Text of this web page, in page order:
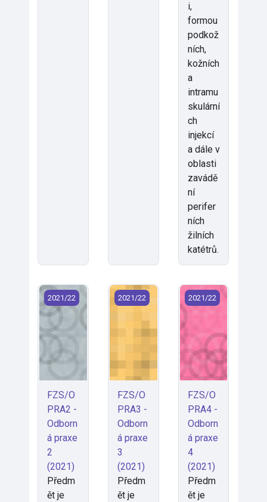
i,
formou
podkož
ních,
kožních
a
intramu
skulární
ch
injekcí
a dále v
oblasti
zavádě
ní
perifer
ních
žilních
katétrů.
FZS/OPRA2 - Odborná praxe 2 (2021)
2021/22
FZS/O
PRA2 -
Odborn
á praxe
2
(2021)
Předm
ět je
FZS/OPRA3 - Odborná praxe 3
2021/22
FZS/O
PRA3 -
Odborn
á praxe
3
(2021)
Předm
ět je
FZS/OPRA4 -
2021/22
FZS/O
PRA4 -
Odborn
á praxe
4
(2021)
Předm
ět je